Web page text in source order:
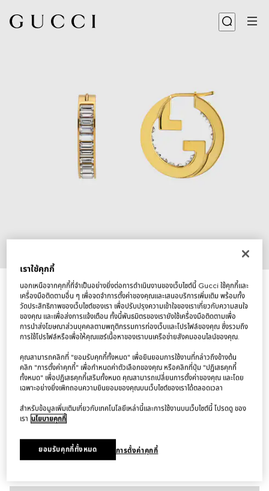
ต่างหู Gucci Blondie crystal hoop earrings
฿25,000
เราใช้คุกกี้
นอกเหนือจากคุกกี้ที่จำเป็นอย่างยิ่งต่อการดำเนินงานของเว็บไซต์นี้ Gucci ใช้คุกกี้และ
เครื่องมือติดตามอื่น ๆ เพื่อจดจำการตั้งค่าของคุณและเสนอบริการเพิ่มเติม พร้อมทั้ง
วัดประสิทธิภาพของเว็บไซต์ของเรา เพื่อปรับปรุงความเข้าใจของเราเกี่ยวกับความสนใจ
ของคุณ และเพื่อส่งการแจ้งเตือน ทั้งนี้พันธมิตรของเรายังใช้เครื่องมือติดตามเพื่อ
การนำส่งโฆษณาส่วนบุคคลตามพฤติกรรมการท่องเว็บและโปรไฟล์ของคุณ ซึ่งรวมถึง
การใช้โปรไฟล์หรือเพื่อให้คุณแชร์เนื้อหาของเราบนเครือข่ายสังคมออนไลน์ของคุณ.
คุณสามารถคลิกที่ "ยอมรับคุกกี้ทั้งหมด" เพื่อยินยอมการใช้งานที่กล่าวถึงข้างต้น
คลิก "การตั้งค่าคุกกี้" เพื่อกำหนดค่าตัวเลือกของคุณ หรือคลิกที่ปุ่ม "ปฏิเสธคุกกี้
ทั้งหมด" เพื่อปฏิเสธคุกกี้เสริมทั้งหมด คุณสามารถเปลี่ยนการตั้งค่าของคุณ และโดย
เฉพาะอย่างยิ่งเพิกถอนความยินยอมของคุณบนเว็บไซต์ของเราได้ตลอดเวลา
สำหรับข้อมูลเพิ่มเติมเกี่ยวกับเทคโนโลยีเหล่านี้และการใช้งานบนเว็บไซต์นี้ โปรดดู ของ
เรา นโยบายคุกกี้
การตั้งค่าคุกกี้
ยอมรับคุกกี้ทั้งหมด